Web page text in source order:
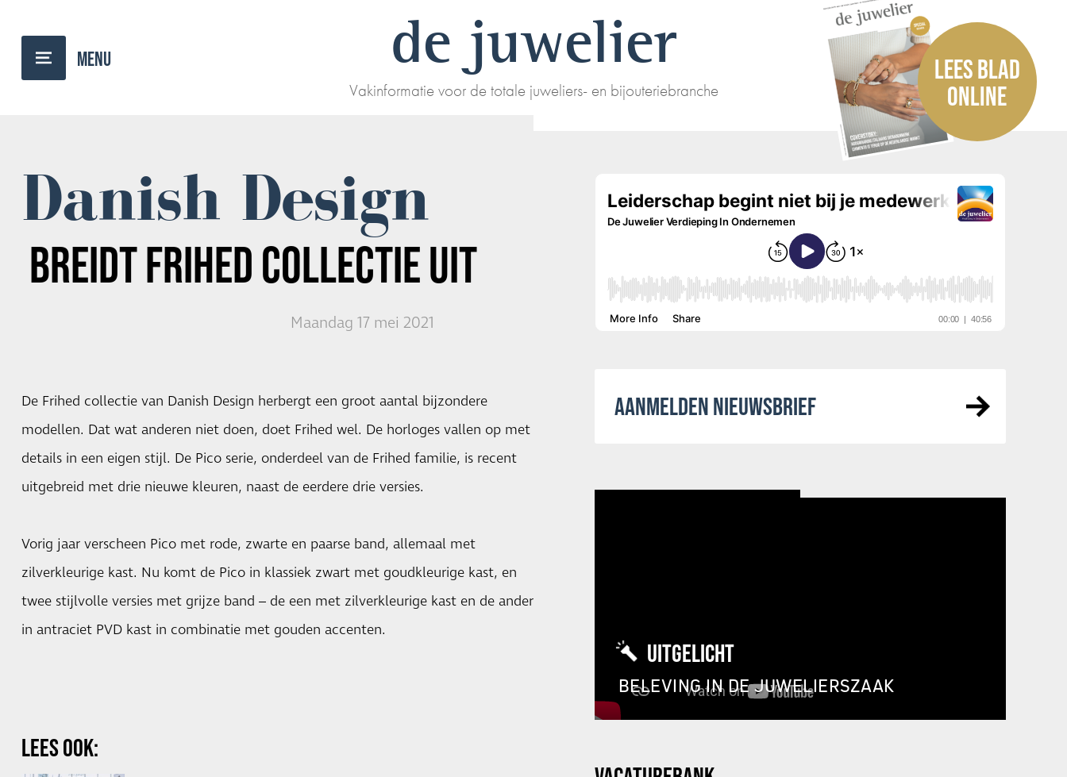
de juwelier
Vakinformatie voor de totale juweliers- en bijouteriebranche
LEES BLAD
ONLINE
Danish Design
BREIDT FRIHED COLLECTIE UIT
Maandag 17 mei 2021
De Frihed collectie van Danish Design herbergt een groot aantal bijzondere
modellen. Dat wat anderen niet doen, doet Frihed wel. De horloges vallen op met
details in een eigen stijl. De Pico serie, onderdeel van de Frihed familie, is recent
uitgebreid met drie nieuwe kleuren, naast de eerdere drie versies.
Vorig jaar verscheen Pico met rode, zwarte en paarse band, allemaal met
zilverkleurige kast. Nu komt de Pico in klassiek zwart met goudkleurige kast, en
twee stijlvolle versies met grijze band – de een met zilverkleurige kast en de ander
in antraciet PVD kast in combinatie met gouden accenten.
LEES OOK:
AANMELDEN NIEUWSBRIEF
UITGELICHT
BELEVING IN DE JUWELIERSZAAK